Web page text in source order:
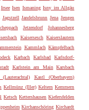
Irsee Isen Ismaning Isny im Allgäu
Jagstzell Jandelsbrunn Jena Jengen
Jetzendorf
Johannesberg
Kaisersesch
Kaiserslautern
Kammlach Kämpfelbach
Karbach Karlsbad
Karlsdorf-
Karlstein am Main
Karsbach
Kastl (Oberbayern)
Kellmünz (Iller) Keltern Kemmern
Ketsch Kettershausen Kiefersfelden
Kirchanschöring Kirchardt